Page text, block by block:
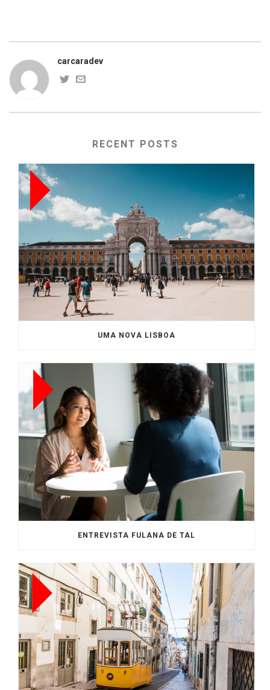
carcaradev
RECENT POSTS
UMA NOVA LISBOA
ENTREVISTA FULANA DE TAL